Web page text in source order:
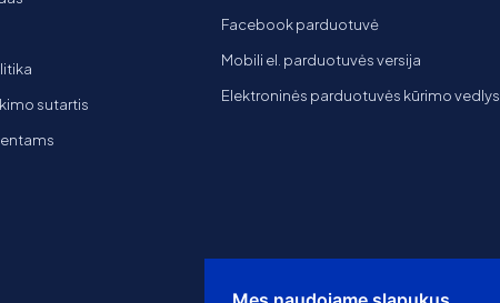
sutartis
Facebook parduotuvė
Mobili el. parduotuvės versija
Elektroninės parduotuvės kūrimo vedlys